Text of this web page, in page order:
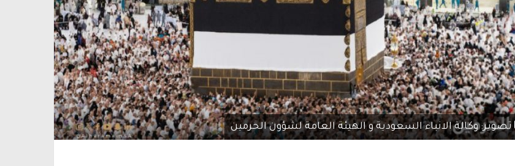
تصوير: وكالة الانباء السعودية و الهيئة العامة لشؤون الحرمين